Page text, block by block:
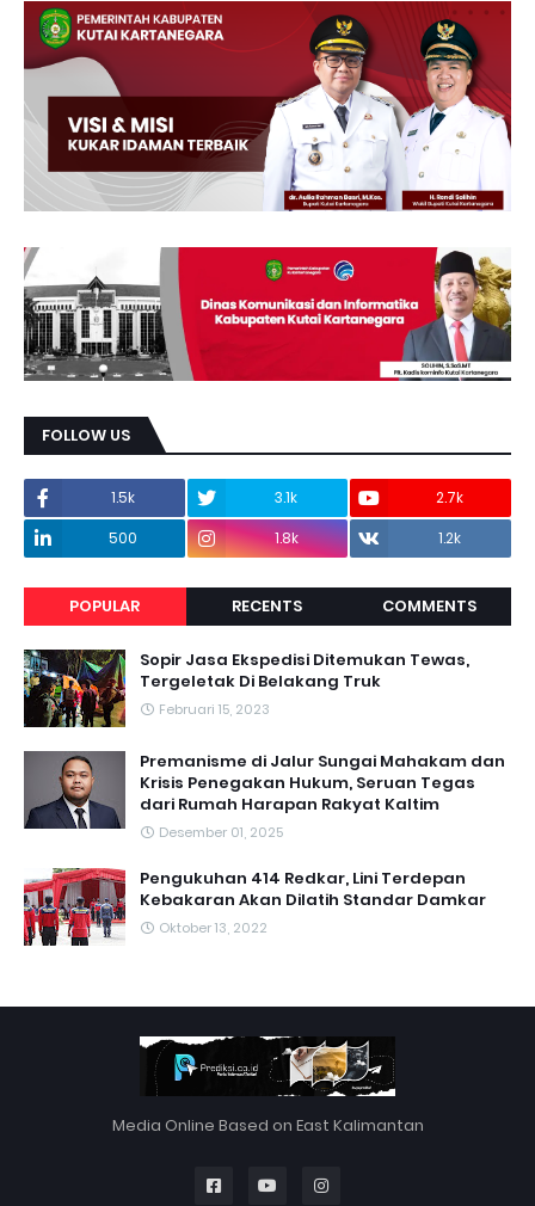
FOLLOW US
1.5k 3.1k
2.7k
500
1.8k 1.2k
POPULAR RECENTS COMMENTS
Sopir Jasa Ekspedisi Ditemukan Tewas,
Tergeletak Di Belakang Truk
Februari 15, 2023
Premanisme di Jalur Sungai Mahakam dan
Krisis Penegakan Hukum, Seruan Tegas
dari Rumah Harapan Rakyat Kaltim
Desember 01, 2025
Pengukuhan 414 Redkar, Lini Terdepan
Kebakaran Akan Dilatih Standar Damkar
Oktober 13, 2022
Media Online Based on East Kalimantan